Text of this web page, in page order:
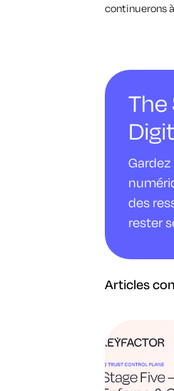
continuerons
The
des
rester
Articles